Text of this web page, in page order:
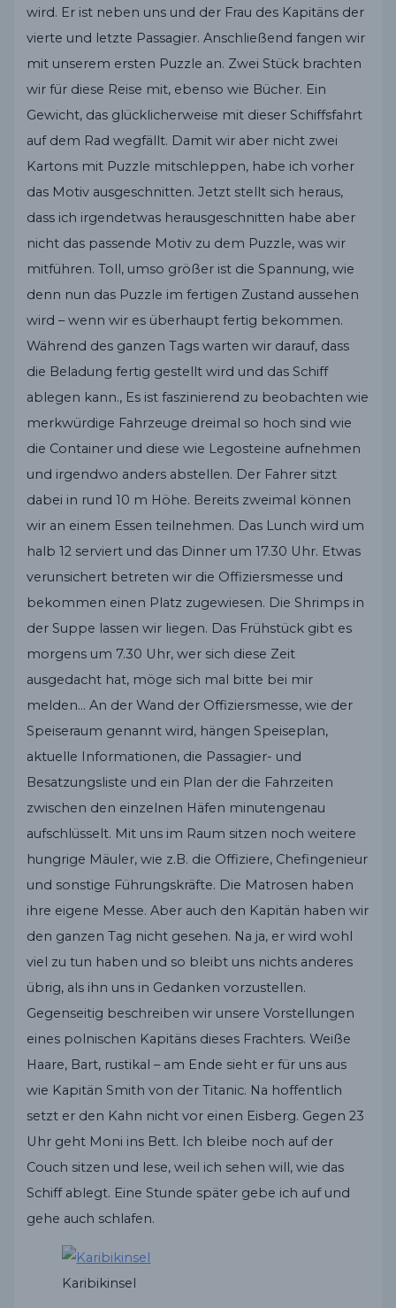
wird. Er ist neben uns und der Frau des Kapitäns der
vierte und letzte Passagier. Anschließend fangen wir
mit unserem ersten Puzzle an. Zwei Stück brachten
wir für diese Reise mit, ebenso wie Bücher. Ein
Gewicht, das glücklicherweise mit dieser Schiffsfahrt
auf dem Rad wegfällt. Damit wir aber nicht zwei
Kartons mit Puzzle mitschleppen, habe ich vorher
das Motiv ausgeschnitten. Jetzt stellt sich heraus,
dass ich irgendetwas herausgeschnitten habe aber
nicht das passende Motiv zu dem Puzzle, was wir
mitführen. Toll, umso größer ist die Spannung, wie
denn nun das Puzzle im fertigen Zustand aussehen
wird – wenn wir es überhaupt fertig bekommen.
Während des ganzen Tags warten wir darauf, dass
die Beladung fertig gestellt wird und das Schiff
ablegen kann., Es ist faszinierend zu beobachten wie
merkwürdige Fahrzeuge dreimal so hoch sind wie
die Container und diese wie Legosteine aufnehmen
und irgendwo anders abstellen. Der Fahrer sitzt
dabei in rund 10 m Höhe. Bereits zweimal können
wir an einem Essen teilnehmen. Das Lunch wird um
halb 12 serviert und das Dinner um 17.30 Uhr. Etwas
verunsichert betreten wir die Offiziersmesse und
bekommen einen Platz zugewiesen. Die Shrimps in
der Suppe lassen wir liegen. Das Frühstück gibt es
morgens um 7.30 Uhr, wer sich diese Zeit
ausgedacht hat, möge sich mal bitte bei mir
melden… An der Wand der Offiziersmesse, wie der
Speiseraum genannt wird, hängen Speiseplan,
aktuelle Informationen, die Passagier- und
Besatzungsliste und ein Plan der die Fahrzeiten
zwischen den einzelnen Häfen minutengenau
aufschlüsselt. Mit uns im Raum sitzen noch weitere
hungrige Mäuler, wie z.B. die Offiziere, Chefingenieur
und sonstige Führungskräfte. Die Matrosen haben
ihre eigene Messe. Aber auch den Kapitän haben wir
den ganzen Tag nicht gesehen. Na ja, er wird wohl
viel zu tun haben und so bleibt uns nichts anderes
übrig, als ihn uns in Gedanken vorzustellen.
Gegenseitig beschreiben wir unsere Vorstellungen
eines polnischen Kapitäns dieses Frachters. Weiße
Haare, Bart, rustikal – am Ende sieht er für uns aus
wie Kapitän Smith von der Titanic. Na hoffentlich
setzt er den Kahn nicht vor einen Eisberg. Gegen 23
Uhr geht Moni ins Bett. Ich bleibe noch auf der
Couch sitzen und lese, weil ich sehen will, wie das
Schiff ablegt. Eine Stunde später gebe ich auf und
gehe auch schlafen.
Karibikinsel